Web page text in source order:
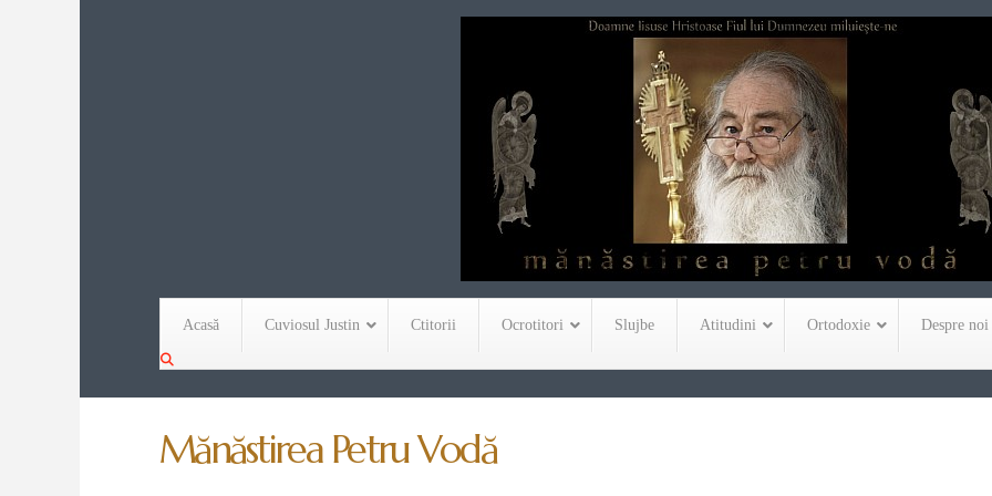
Acasă Cuviosul Justin Ctitorii Ocrotitori Slujbe Atitudini Ortodoxie Despre noi
Mănăstirea Petru Vodă